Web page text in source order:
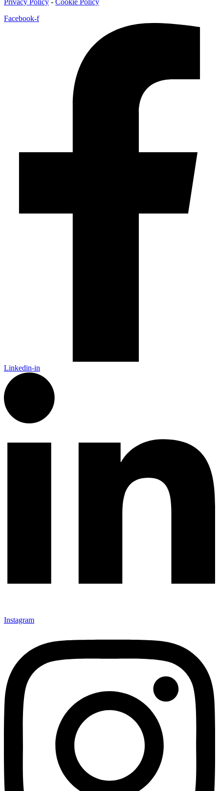
Privacy Policy - Cookie Policy
Facebook-f
Linkedin-in
Instagram